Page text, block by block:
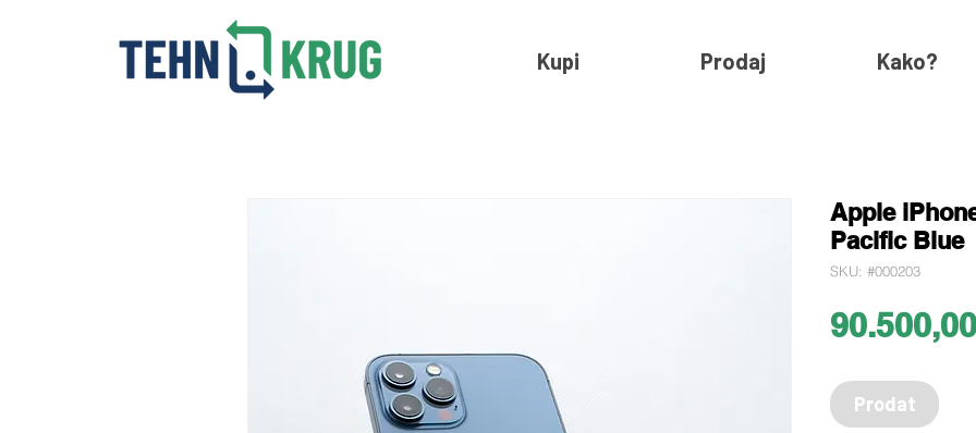
Kupi Prodaj Kako?
Apple
Pacific Blue
SKU: #000203
Prodat